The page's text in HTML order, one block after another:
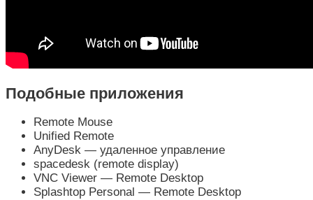
Подобные приложения
Remote Mouse
Unified Remote
AnyDesk — удаленное управление
spacedesk (remote display)
VNC Viewer — Remote Desktop
Splashtop Personal — Remote Desktop